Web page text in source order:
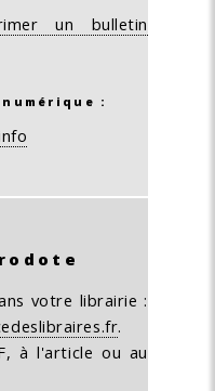
un bulletin
:
votre librairie :
.
à l'article ou au